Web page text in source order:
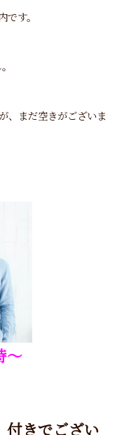
す。
、まだ空きがございま
～
付きでござい